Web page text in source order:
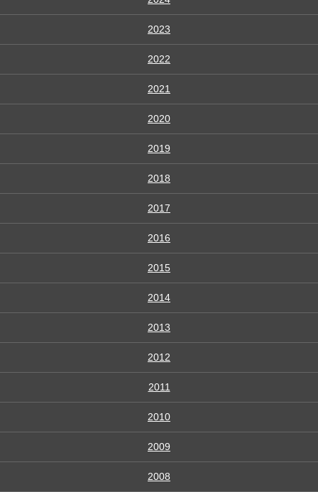
2023
2022
2021
2020
2019
2018
2017
2016
2015
2014
2013
2012
2011
2010
2009
2008